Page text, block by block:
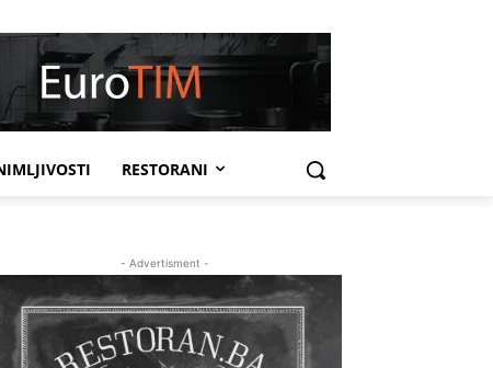
RESTORANI
- Advertisment -